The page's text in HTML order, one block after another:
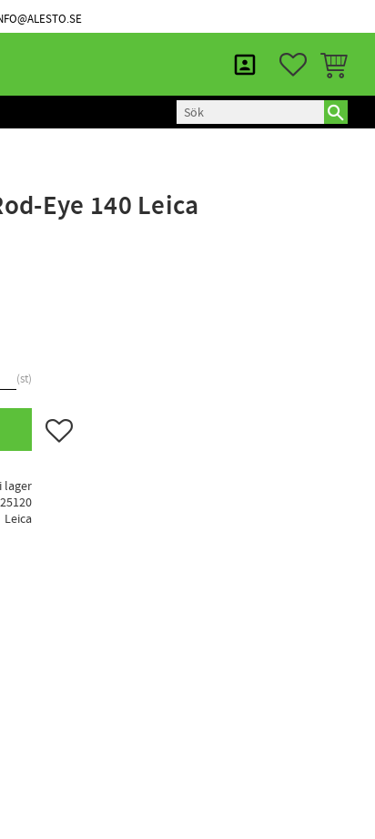
FAVORITER
Eye 140 Leica
st
Lägg till i favoriter
lager
Leica